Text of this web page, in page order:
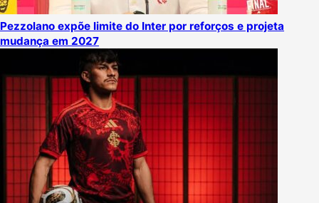
Pezzolano expõe limite do Inter por reforços e projeta
mudança em 2027